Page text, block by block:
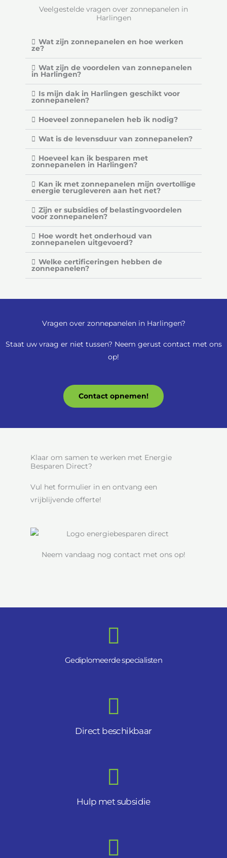
v
Veelgestelde vragen over zonnepanelen in
Harlingen
Wat zijn zonnepanelen en hoe werken
ze?
Wat zijn de voordelen van zonnepanelen
in Harlingen?
Is mijn dak in Harlingen geschikt voor
zonnepanelen?
Hoeveel zonnepanelen heb ik nodig?
Wat is de levensduur van zonnepanelen?
Hoeveel kan ik besparen met
zonnepanelen in Harlingen?
Kan ik met zonnepanelen mijn overtollige
energie terugleveren aan het net?
Zijn er subsidies of belastingvoordelen
voor zonnepanelen?
Hoe wordt het onderhoud van
zonnepanelen uitgevoerd?
Welke certificeringen hebben de
zonnepanelen?
Vragen over zonnepanelen in Harlingen?
Staat uw vraag er niet tussen? Neem gerust contact met ons
op!
Contact opnemen!
Klaar om samen te werken met Energie
Besparen Direct?
Vul het formulier in en ontvang een
vrijblijvende offerte!
Neem vandaag nog contact met ons op!
Gediplomeerde specialisten
Direct beschikbaar
Hulp met subsidie